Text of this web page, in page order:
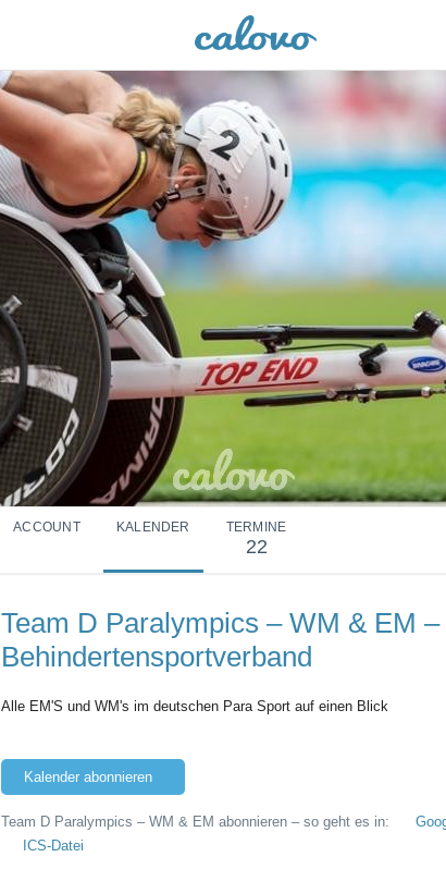
ACCOUNT KALENDER TERMINE
22
Team D Paralympics – WM & EM
Behindertensportverband
Alle EM'S und WM's im deutschen Para Sport auf einen Blick
Kalender abonnieren
Team D Paralympics – WM & EM abonnieren – so geht es in:
ICS-Datei